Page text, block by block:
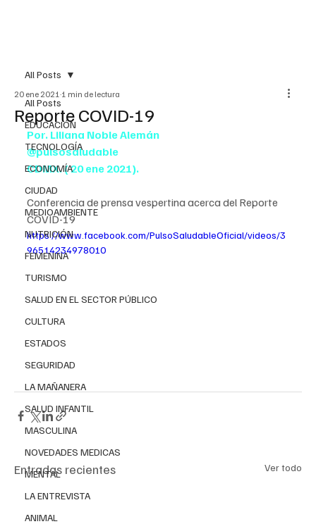
All Posts
EDUCACIÓN
TECNOLOGÍA
ECONOMÍA
CIUDAD
MEDIOAMBIENTE
NUTRICIÓN
FEMENINA
TURISMO
SALUD EN EL SECTOR PÚBLICO
CULTURA
ESTADOS
SEGURIDAD
LA MAÑANERA
SALUD INFANTIL
MASCULINA
NOVEDADES MEDICAS
MENTAL
LA ENTREVISTA
ANIMAL
All Posts
Reporte COVID-19
20 ene 2021 1 min de lectura
Por. Liliana Noble Alemán
@pulsosaludable
CDMX. ( 20 ene 2021).
Conferencia de prensa vespertina acerca del Reporte
COVID-19
https://www.facebook.com/PulsoSaludableOficial/videos/3
96514234978010
Entradas recientes Ver todo